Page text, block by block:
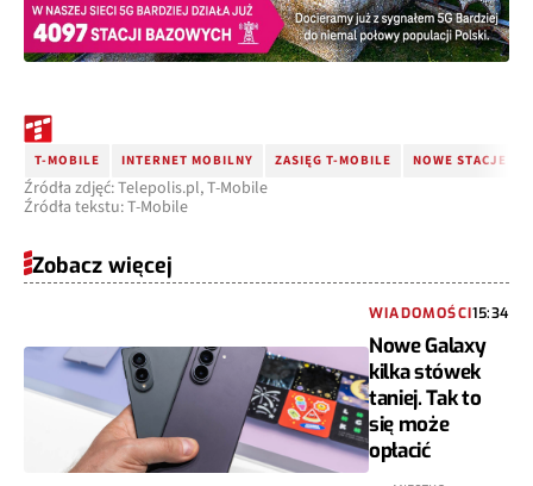
T-MOBILE INTERNET MOBILNY ZASIĘG T-MOBILE NOWE STACJE
Źródła zdjęć: Telepolis.pl, T-Mobile
Źródła tekstu: T-Mobile
Zobacz więcej
WIADOMOŚCI15:34
Nowe Galaxy
kilka stówek
taniej. Tak to
się może
opłacić